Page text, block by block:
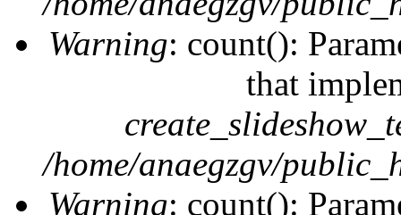
Warning: count():
that
/home/anaegzgv/
Warning: count():